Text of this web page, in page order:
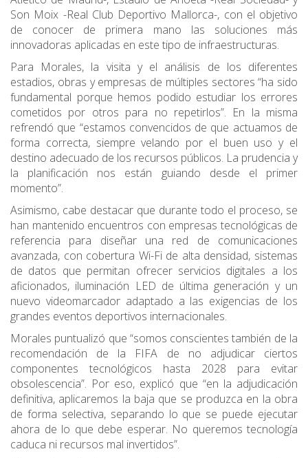
Son Moix -Real Club Deportivo Mallorca-, con el objetivo
de conocer de primera mano las soluciones más
innovadoras aplicadas en este tipo de infraestructuras.
Para Morales, la visita y el análisis de los diferentes
estadios, obras y empresas de múltiples sectores “ha sido
fundamental porque hemos podido estudiar los errores
cometidos por otros para no repetirlos”. En la misma
refrendó que “estamos convencidos de que actuamos de
forma correcta, siempre velando por el buen uso y el
destino adecuado de los recursos públicos. La prudencia y
la planificación nos están guiando desde el primer
momento”.
Asimismo, cabe destacar que durante todo el proceso, se
han mantenido encuentros con empresas tecnológicas de
referencia para diseñar una red de comunicaciones
avanzada, con cobertura Wi-Fi de alta densidad, sistemas
de datos que permitan ofrecer servicios digitales a los
aficionados, iluminación LED de última generación y un
nuevo videomarcador adaptado a las exigencias de los
grandes eventos deportivos internacionales.
Morales puntualizó que “somos conscientes también de la
recomendación de la FIFA de no adjudicar ciertos
componentes tecnológicos hasta 2028 para evitar
obsolescencia”. Por eso, explicó que “en la adjudicación
definitiva, aplicaremos la baja que se produzca en la obra
de forma selectiva, separando lo que se puede ejecutar
ahora de lo que debe esperar. No queremos tecnología
caduca ni recursos mal invertidos”.